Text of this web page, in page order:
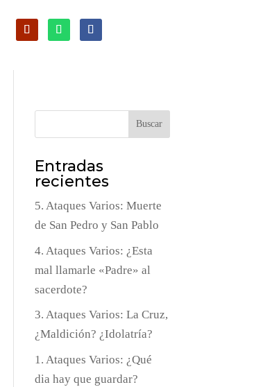
Buscar
Entradas
recientes
5. Ataques Varios: Muerte
de San Pedro y San Pablo
4. Ataques Varios: ¿Esta
mal llamarle «Padre» al
sacerdote?
3. Ataques Varios: La Cruz,
¿Maldición? ¿Idolatría?
1. Ataques Varios: ¿Qué
dia hay que guardar?